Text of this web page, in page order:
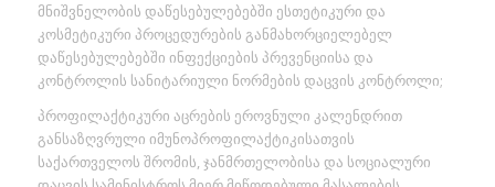
მნიშვნელობის დაწესებულებებში ესთეტიკური და
კოსმეტიკური პროცედურების განმახორციელებელ
დაწესებულებებში ინფექციების პრევენციისა და
კონტროლის სანიტარიული ნორმების დაცვის კონტროლი;
პროფილაქტიკური აცრების ეროვნული კალენდრით
განსაზღვრული იმუნოპროფილაქტიკისათვის
საქართველოს შრომის, ჯანმრთელობისა და სოციალური